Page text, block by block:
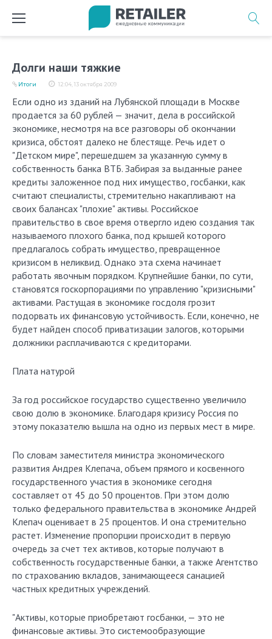
Долги наши тяжкие
12:04, 13 октября 2009
Итоги
Если одно из зданий на Лубянской площади в Москве
продается за 60 рублей — значит, дела в российской
экономике, несмотря на все разговоры об окончании
кризиса, обстоят далеко не блестяще. Речь идет о
"Детском мире", перешедшем за указанную сумму в
собственность банка ВТБ. Забирая за выданные ранее
кредиты заложенное под них имущество, госбанки, как
считают специалисты, стремительно накапливают на
своих балансах "плохие" активы. Российское
правительство в свое время отвергло идею создания так
называемого плохого банка, под крышей которого
предлагалось собрать имущество, превращенное
кризисом в неликвид. Однако эта схема начинает
работать явочным порядком. Крупнейшие банки, по сути,
становятся госкорпорациями по управлению "кризисными"
активами. Растущая в экономике госдоля грозит
подорвать их финансовую устойчивость. Если, конечно, не
будет найден способ приватизации залогов, которыми
должники расплачиваются с кредиторами.
Плата натурой
За год российское государство сущест­венно увеличило
свою долю в экономике. Благодаря кризису Россия по
этому показателю вышла на одно из первых мест в мире.
По словам заместителя министра экономического
развития Андрея Клепача, объем прямого и косвенного
государственного участия в экономике сегодня
составляет от 45 до 50 процентов. При этом долю
только федерального правительства в экономике Андрей
Клепач оценивает в 25 процентов. И она стремительно
растет. Изменение пропорции происходит в первую
очередь за счет тех активов, которые получают в
собственность государственные банки, а также Агентство
по страхованию вкладов, занимающееся санацией
частных кредитных учреждений.
"Активы, которые приобретают госбанки, — это не
финансовые активы. Это системообразующие